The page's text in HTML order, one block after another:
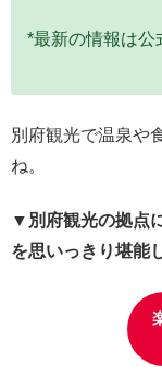
*最新の情報は公
別府観光で温泉や
ね。
▼別府観光の拠点
を思いっきり堪能